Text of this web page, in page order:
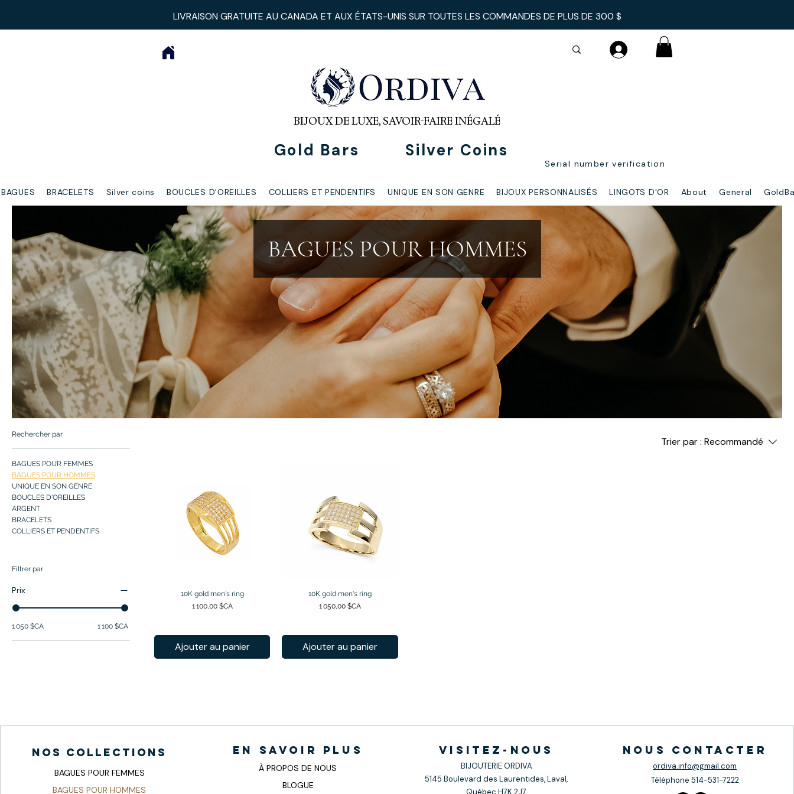
LIVRAISON GRATUITE AU CANADA ET AUX ÉTATS-UNIS SUR TOUTES LES COMMANDES DE PLUS DE 300 $
BIJOUX DE LUXE, SAVOIR-FAIRE INÉGALÉ
Gold Bars Silver Coins
Serial number verification
BAGUES BRACELETS Silver coins BOUCLES D'OREILLES COLLIERS ET PENDENTIFS UNIQUE EN SON GENRE BIJOUX PERSONNALISÉS LINGOTS D'OR About General
BAGUES POUR HOMMES
Rechercher par
BAGUES POUR FEMMES
BAGUES POUR HOMMES
UNIQUE EN SON GENRE
BOUCLES D'OREILLES
ARGENT
BRACELETS
COLLIERS ET PENDENTIFS
Filtrer par
Prix
1 050 $CA 1 100 $CA
Trier par : Recommandé
Aperçu rapide
10K gold men's ring
Prix
1 100,00 $CA
Ajouter au panier
Aperçu rapide
10K gold men's ring
Prix
1 050,00 $CA
Ajouter au panier
nos collections
BAGUES POUR FEMMES
BAGUES POUR HOMMES
en savoir plus
À PROPOS DE NOUS
BLOGUE
visitez-nous
BIJOUTERIE ORDIVA
5145 Boulevard des Laurentides, Laval,
nous contacter
ordiva.info@gmail.com
Téléphone 514-531-7222